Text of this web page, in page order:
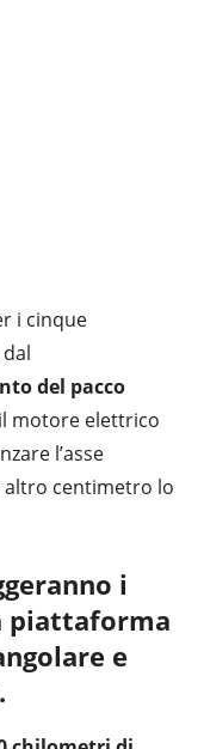
i cinque
del pacco
motore elettrico
l’asse
centimetro lo
i
piattaforma
e